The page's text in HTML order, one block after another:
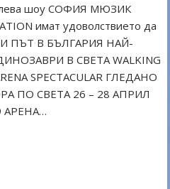
лева шоу СОФИЯ МЮЗИК
имат удоволствието да
ПЪТ В БЪЛГАРИЯ НАЙ-
В СВЕТА WALKING
SPECTACULAR ГЛЕДАНО
ПО СВЕТА 26 – 28 АПРИЛ
АРЕНА…